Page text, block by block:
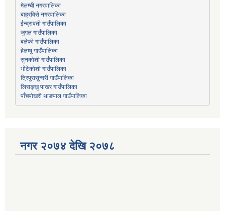
मेलम्ची नगरपालिका
बाह्रविसे नगरपालिका
ईन्द्रावती गाउँपालिका
जुगल गाउँपालिका
बलेफी गाउँपालिका
हेलम्बु गाउँपालिका
सुनकोशी गाउँपालिका
भोटेकोशी गाउँपालिका
त्रिपुरासुन्दरी गाउँपालिका
लिसङ्खु पाखर गाउँपालिका
पाँचपोखरी थाङपाल गाउँपालिका
नगर २०७४ देखि २०७८